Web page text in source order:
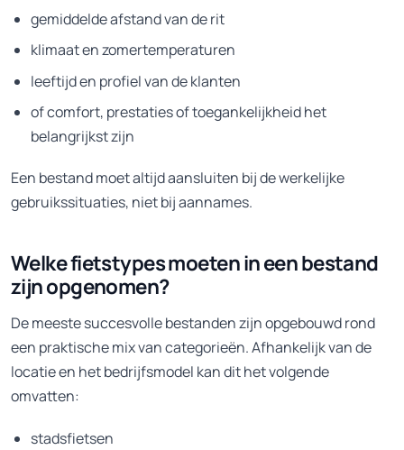
gemiddelde afstand van de rit
klimaat en zomertemperaturen
leeftijd en profiel van de klanten
of comfort, prestaties of toegankelijkheid het
belangrijkst zijn
Een bestand moet altijd aansluiten bij de werkelijke
gebruikssituaties, niet bij aannames.
Welke fietstypes moeten in een bestand
zijn opgenomen?
De meeste succesvolle bestanden zijn opgebouwd rond
een praktische mix van categorieën. Afhankelijk van de
locatie en het bedrijfsmodel kan dit het volgende
omvatten:
stadsfietsen